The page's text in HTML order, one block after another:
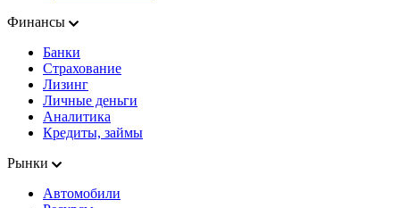
Финансы
Банки
Страхование
Лизинг
Личные деньги
Аналитика
Кредиты, займы
Рынки
Автомобили